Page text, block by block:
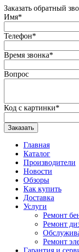
Заказать обратный
Имя*
Телефон*
Время звонка*
Вопрос
Код с картинки*
Заказать
Главная
Каталог
Производители
Новости
Обзоры
Как купить
Доставка
Услуги
Ремонт
Ремонт
Ремонт
Гарантия и